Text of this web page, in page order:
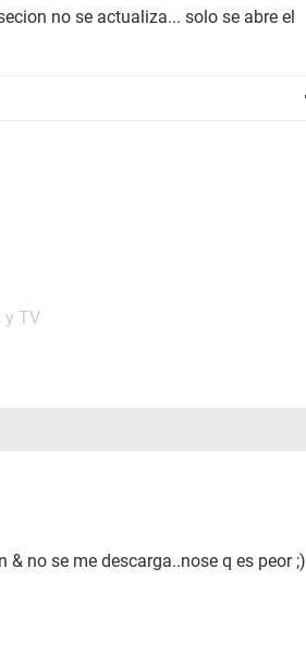
no se actualiza... solo se abre el
y TV
no se me descarga..nose q es peor ;)